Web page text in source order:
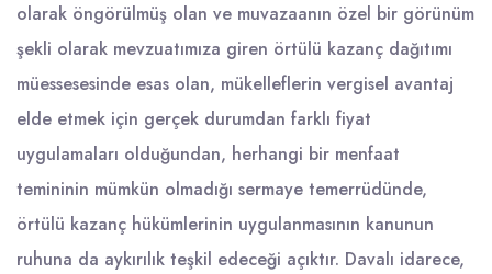
olarak öngörülmüş olan ve muvazaanın özel bir görünüm
şekli olarak mevzuatımıza giren örtülü kazanç dağıtımı
müessesesinde esas olan, mükelleflerin vergisel avantaj
elde etmek için gerçek durumdan farklı fiyat
uygulamaları olduğundan, herhangi bir menfaat
temininin mümkün olmadığı sermaye temerrüdünde,
örtülü kazanç hükümlerinin uygulanmasının kanunun
ruhuna da aykırılık teşkil edeceği açıktır. Davalı idarece,